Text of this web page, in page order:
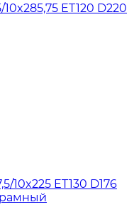
ET120 D220
10x225 ET130 D176